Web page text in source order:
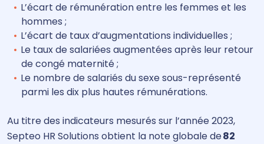
L’écart de rémunération entre les femmes et les
hommes ;
L’écart de taux d’augmentations individuelles ;
Le taux de salariées augmentées après leur retour
de congé maternité ;
Le nombre de salariés du sexe sous-représenté
parmi les dix plus hautes rémunérations.
Au titre des indicateurs mesurés sur l’année 2023,
Septeo HR Solutions obtient la note globale de82